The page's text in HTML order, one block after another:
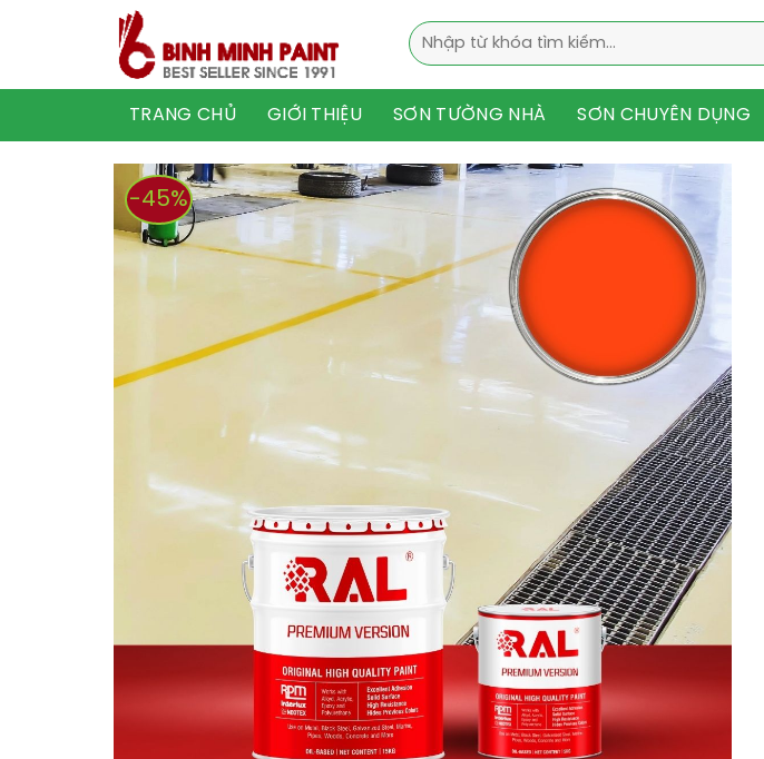
Tìm
kiếm:
TRANG CHỦ GIỚI THIỆU SƠN TƯỜNG NHÀ SƠN CHUYÊN DỤNG
-45%